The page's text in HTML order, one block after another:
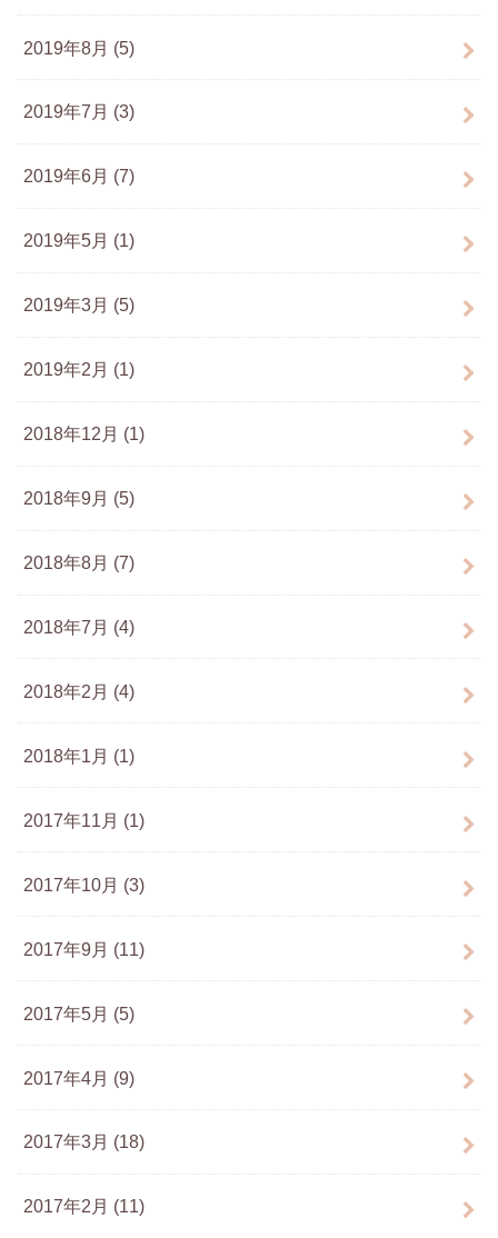
2019年8月 (5)
2019年7月 (3)
2019年6月 (7)
2019年5月 (1)
2019年3月 (5)
2019年2月 (1)
2018年12月 (1)
2018年9月 (5)
2018年8月 (7)
2018年7月 (4)
2018年2月 (4)
2018年1月 (1)
2017年11月 (1)
2017年10月 (3)
2017年9月 (11)
2017年5月 (5)
2017年4月 (9)
2017年3月 (18)
2017年2月 (11)